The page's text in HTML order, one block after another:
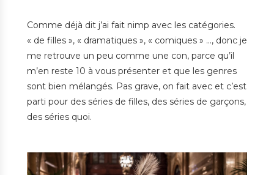
Comme déjà dit j’ai fait nimp avec les catégories.
« de filles », « dramatiques », « comiques » …, donc je
me retrouve un peu comme une con, parce qu’il
m’en reste 10 à vous présenter et que les genres
sont bien mélangés. Pas grave, on fait avec et c’est
parti pour des séries de filles, des séries de garçons,
des séries quoi.